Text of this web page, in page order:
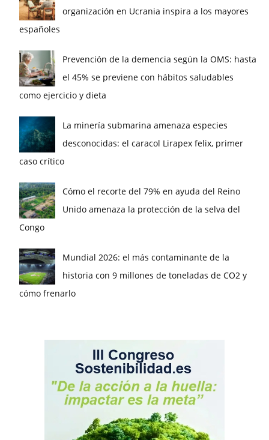
organización en Ucrania inspira a los mayores
españoles
Prevención de la demencia según la OMS: hasta
el 45% se previene con hábitos saludables
como ejercicio y dieta
La minería submarina amenaza especies
desconocidas: el caracol Lirapex felix, primer
caso crítico
Cómo el recorte del 79% en ayuda del Reino
Unido amenaza la protección de la selva del
Congo
Mundial 2026: el más contaminante de la
historia con 9 millones de toneladas de CO2 y
cómo frenarlo